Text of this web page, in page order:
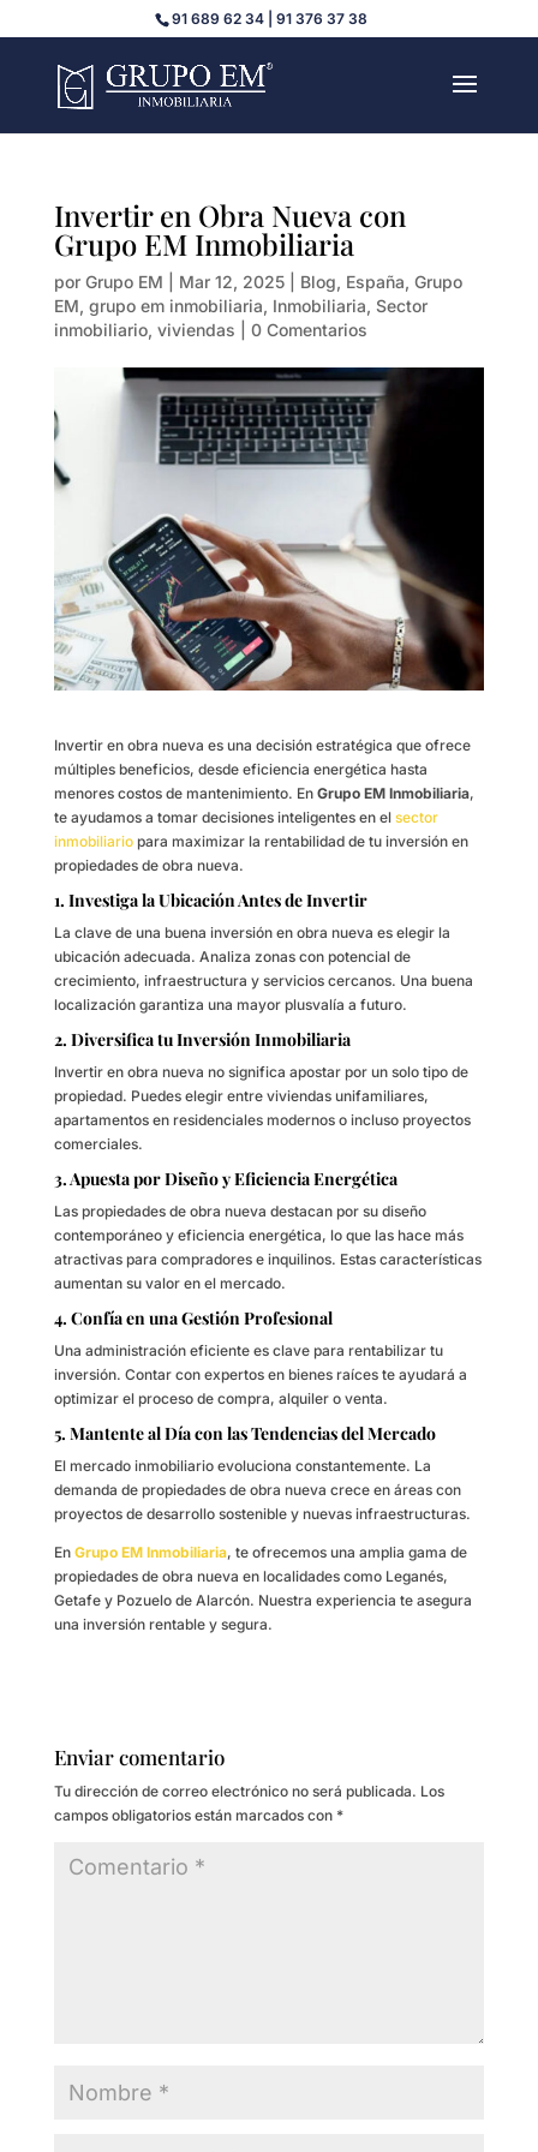
91 689 62 34 | 91 376 37 38
Invertir en Obra Nueva con
Grupo EM Inmobiliaria
por Grupo EM Mar 12, 2025| Blog, España, Grupo
EM, grupo em inmobiliaria, Inmobiliaria, Sector
inmobiliario, viviendas 0 Comentarios
Invertir en obra nueva es una decisión estratégica que ofrece
múltiples beneficios, desde eficiencia energética hasta
menores costos de mantenimiento. En Grupo EM Inmobiliaria,
te ayudamos a tomar decisiones inteligentes en el sector
inmobiliariopara maximizar la rentabilidad de tu inversión en
propiedades de obra nueva.
1. Investiga la Ubicación Antes de Invertir
La clave de una buena inversión en obra nueva es elegir la
ubicación adecuada. Analiza zonas con potencial de
crecimiento, infraestructura y servicios cercanos. Una buena
localización garantiza una mayor plusvalía a futuro.
2. Diversifica tu Inversión Inmobiliaria
Invertir en obra nueva no significa apostar por un solo tipo de
propiedad. Puedes elegir entre viviendas unifamiliares,
apartamentos en residenciales modernos o incluso proyectos
comerciales.
3. Apuesta por Diseño y Eficiencia Energética
Las propiedades de obra nueva destacan por su diseño
contemporáneo y eficiencia energética, lo que las hace más
atractivas para compradores e inquilinos. Estas características
aumentan su valor en el mercado.
4. Confía en una Gestión Profesional
Una administración eficiente es clave para rentabilizar tu
inversión. Contar con expertos en bienes raíces te ayudará a
optimizar el proceso de compra, alquiler o venta.
5. Mantente al Día con las Tendencias del Mercado
El mercado inmobiliario evoluciona constantemente. La
demanda de propiedades de obra nueva crece en áreas con
proyectos de desarrollo sostenible y nuevas infraestructuras.
En Grupo EM Inmobiliaria, te ofrecemos una amplia gama de
propiedades de obra nueva en localidades como Leganés,
Getafe y Pozuelo de Alarcón. Nuestra experiencia te asegura
una inversión rentable y segura.
Enviar comentario
Tu dirección de correo electrónico no será publicada. Los
campos obligatorios están marcados con *